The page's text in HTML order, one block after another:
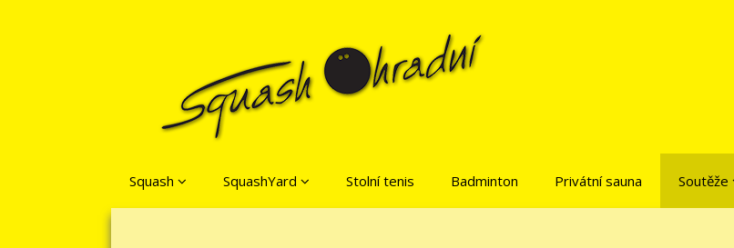
Squash SquashYard Stolní tenis Badminton Privátní sauna Soutěže